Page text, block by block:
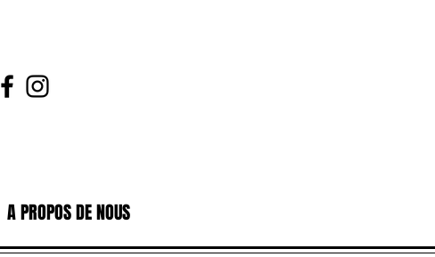
A PROPOS DE NOUS